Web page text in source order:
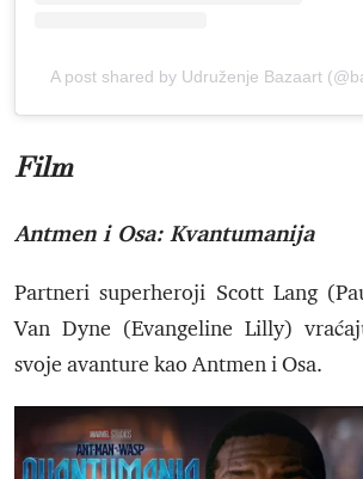
A post shared by Udruženje Bazaart
Film
Antmen i Osa: Kvantumanija
Partneri superheroji Scott Lang
Van Dyne (Evangeline Lilly)
svoje avanture kao Antmen i Osa.